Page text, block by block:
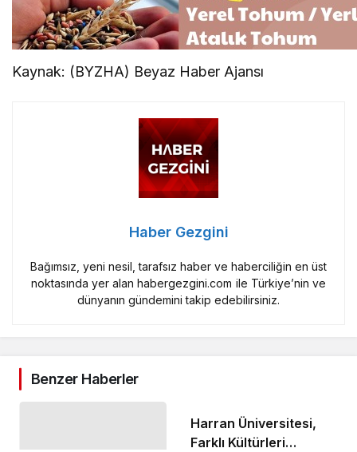
Kaynak: (BYZHA) Beyaz Haber Ajansı
Haber Gezgini
Bağımsız, yeni nesil, tarafsız haber ve haberciliğin en üst
noktasında yer alan habergezgini.com ile Türkiye’nin ve
dünyanın gündemini takip edebilirsiniz.
Benzer Haberler
Harran Üniversitesi,
Farklı Kültürleri